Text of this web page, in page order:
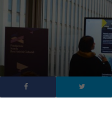
Dicolab: La